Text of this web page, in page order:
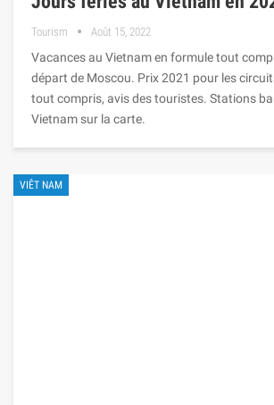
Tourism Août 15, 2022
Vacances au Vietnam en formule tout
départ de Moscou. Prix ​​2021 pour les
tout compris, avis des touristes. Stations
Vietnam sur la carte.
VIÊT NAM